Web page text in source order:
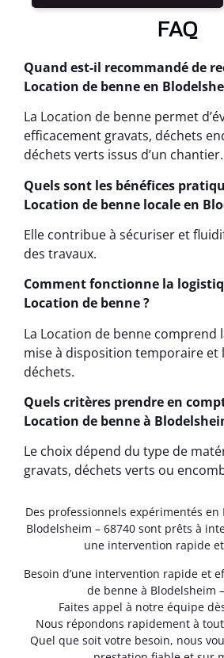
FAQ
Quand est-il recommandé de
Location de benne en
La Location de benne permet
efficacement gravats, déchets
déchets verts issus d’un chantier.
Quels sont les bénéfices
Location de benne locale en
Elle contribue à sécuriser et
des travaux.
Comment fonctionne la
Location de benne ?
La Location de benne comprend
mise à disposition temporaire et
déchets.
Quels critères prendre en
Location de benne à
Le choix dépend du type de
gravats, déchets verts ou
Des professionnels expérimentés en
Blodelsheim – 68740 sont prêts à
une intervention rapide
Besoin d’une intervention rapide et
de benne à Blodelsheim
Faites appel à notre équipe
Nous répondons rapidement à
Quel que soit votre besoin, nous